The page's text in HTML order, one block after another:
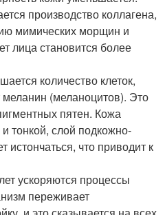
производство коллагена,
мимических морщин и
лица становится более
количество клеток,
(меланоцитов). Это
пятен. Кожа
тонкой, слой подкожно-
истончаться, что приводит к
ускоряются процессы
переживает